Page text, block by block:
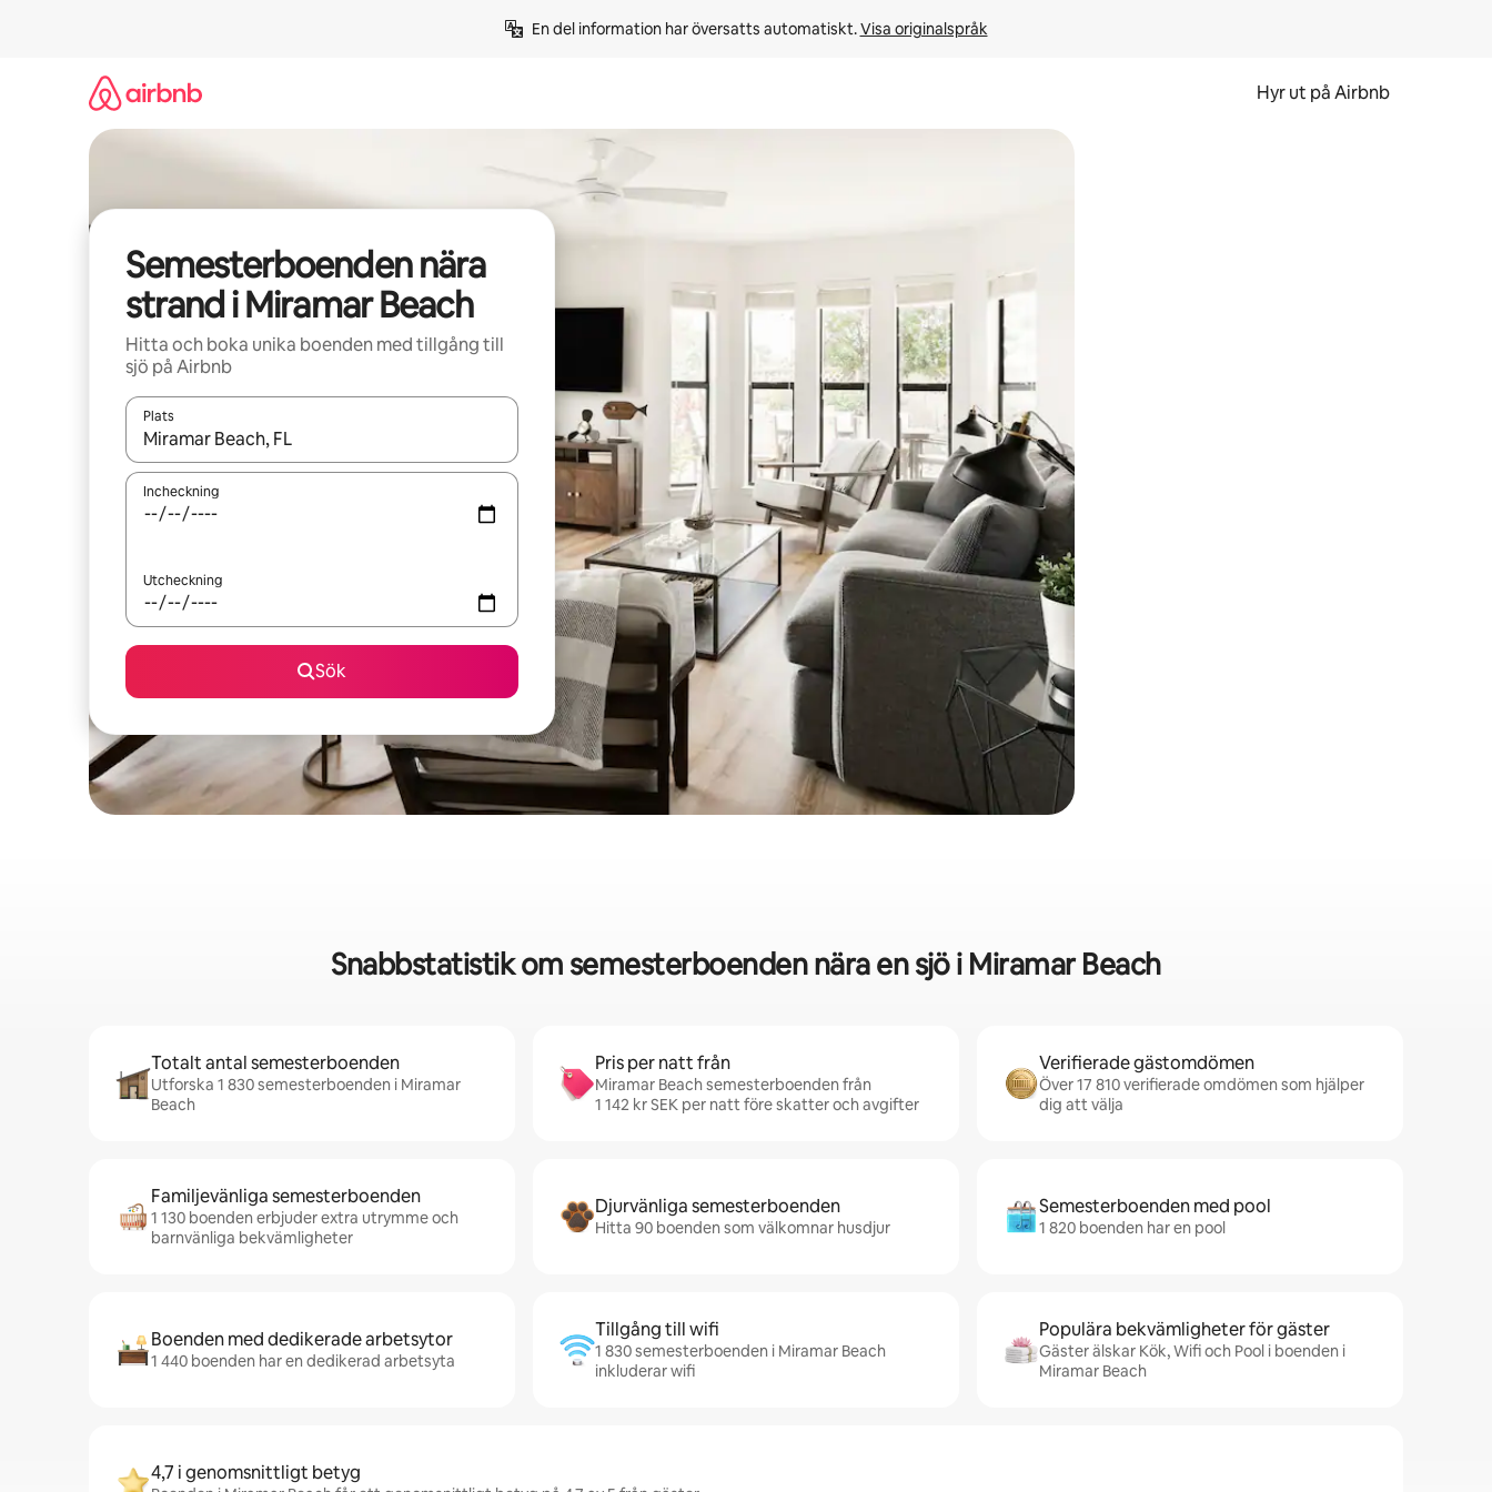
En del information har översatts automatiskt. Visa originalspråk
Hyr ut på Airbnb
Semesterboenden nära
strand i Miramar Beach
Hitta och boka unika boenden med tillgång till
sjö på Airbnb
Plats
När resultaten är tillgängliga kan du navigera med upp- och nedåtpilarna eller utforska genom att trycka eller svepa.
Incheckning
Utcheckning
Sök
Snabbstatistik om semesterboenden nära en sjö i Miramar Beach
Totalt antal semesterboenden
Utforska 1 830 semesterboenden i Miramar
Beach
Pris per natt från
Miramar Beach semesterboenden från
1 142 kr SEK per natt före skatter och avgifter
Verifierade gästomdömen
Över 17 810 verifierade omdömen som hjälper
dig att välja
Familjevänliga semesterboenden
1 130 boenden erbjuder extra utrymme och
barnvänliga bekvämligheter
Djurvänliga semesterboenden
Hitta 90 boenden som välkomnar husdjur
Semesterboenden med pool
1 820 boenden har en pool
Boenden med dedikerade arbetsytor
1 440 boenden har en dedikerad arbetsyta
Tillgång till wifi
1 830 semesterboenden i Miramar Beach
inkluderar wifi
Populära bekvämligheter för gäster
Gäster älskar Kök, Wifi och Pool i boenden i
Miramar Beach
4,7 i genomsnittligt betyg